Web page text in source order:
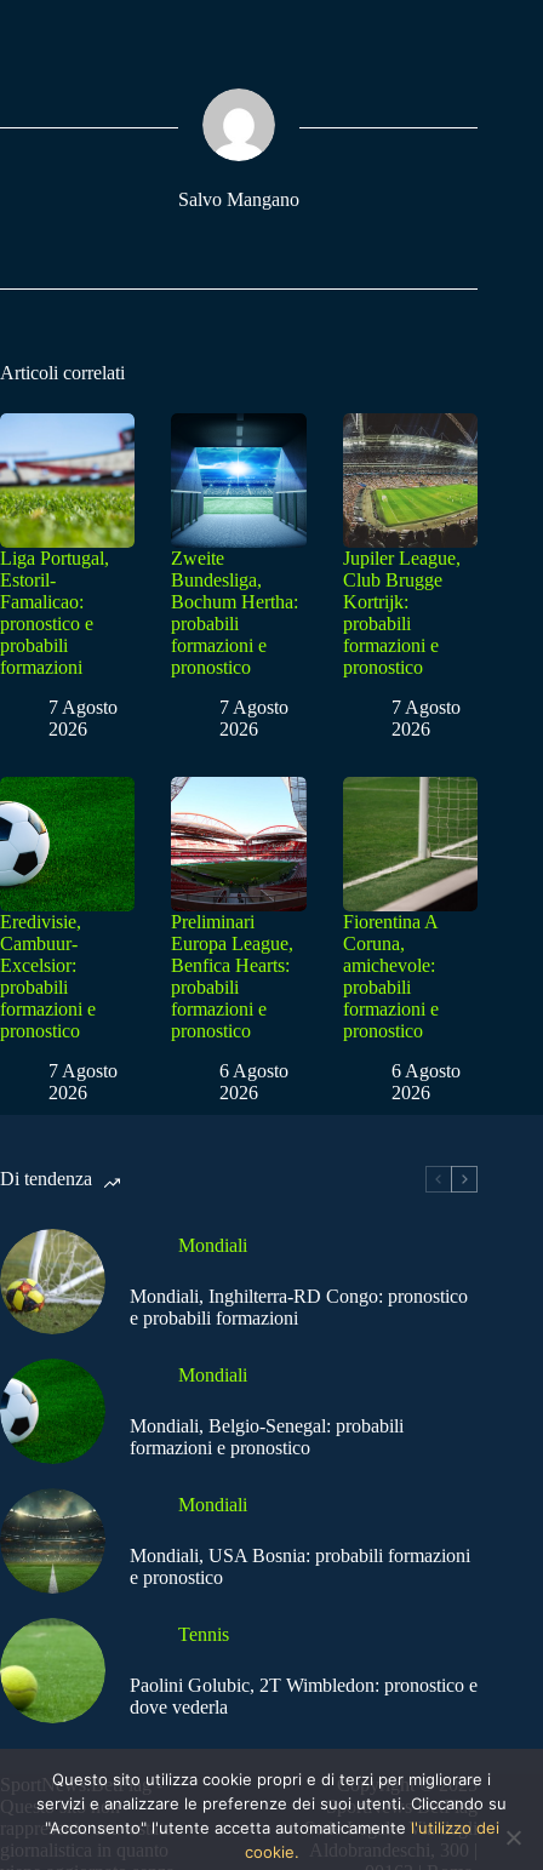
pp m
Salvo Mangano
Articoli correlati
Liga Portugal,
Estoril-
Famalicao:
pronostico e
probabili
formazioni
7 Agosto
2026
Zweite
Bundesliga,
Bochum Hertha:
probabili
formazioni e
pronostico
7 Agosto
2026
Jupiler League,
Club Brugge
Kortrijk:
probabili
formazioni e
pronostico
7 Agosto
2026
Eredivisie,
Cambuur-
Excelsior:
probabili
formazioni e
pronostico
7 Agosto
2026
Preliminari
Europa League,
Benfica Hearts:
probabili
formazioni e
pronostico
6 Agosto
2026
Fiorentina A
Coruna,
amichevole:
probabili
formazioni e
pronostico
6 Agosto
2026
Di tendenza
Mondiali
Mondiali, Inghilterra-RD Congo: pronostico
e probabili formazioni
Mondiali
Mondiali, Belgio-Senegal: probabili
formazioni e pronostico
Mondiali
Mondiali, USA Bosnia: probabili formazioni
e pronostico
Tennis
Paolini Golubic, 2T Wimbledon: pronostico e
dove vederla
SportNews.BetFlag -
Questo sito non
rappresenta una testata
giornalistica in quanto
Copyright © 2025
SportNews BetFlag
Sede Legale: Via degli
Aldobrandeschi, 300 |
Questo sito utilizza cookie propri e di terzi per migliorare i
servizi e analizzare le preferenze dei suoi utenti. Cliccando su
"Acconsento" l'utente accetta automaticamente l'utilizzo dei
cookie.